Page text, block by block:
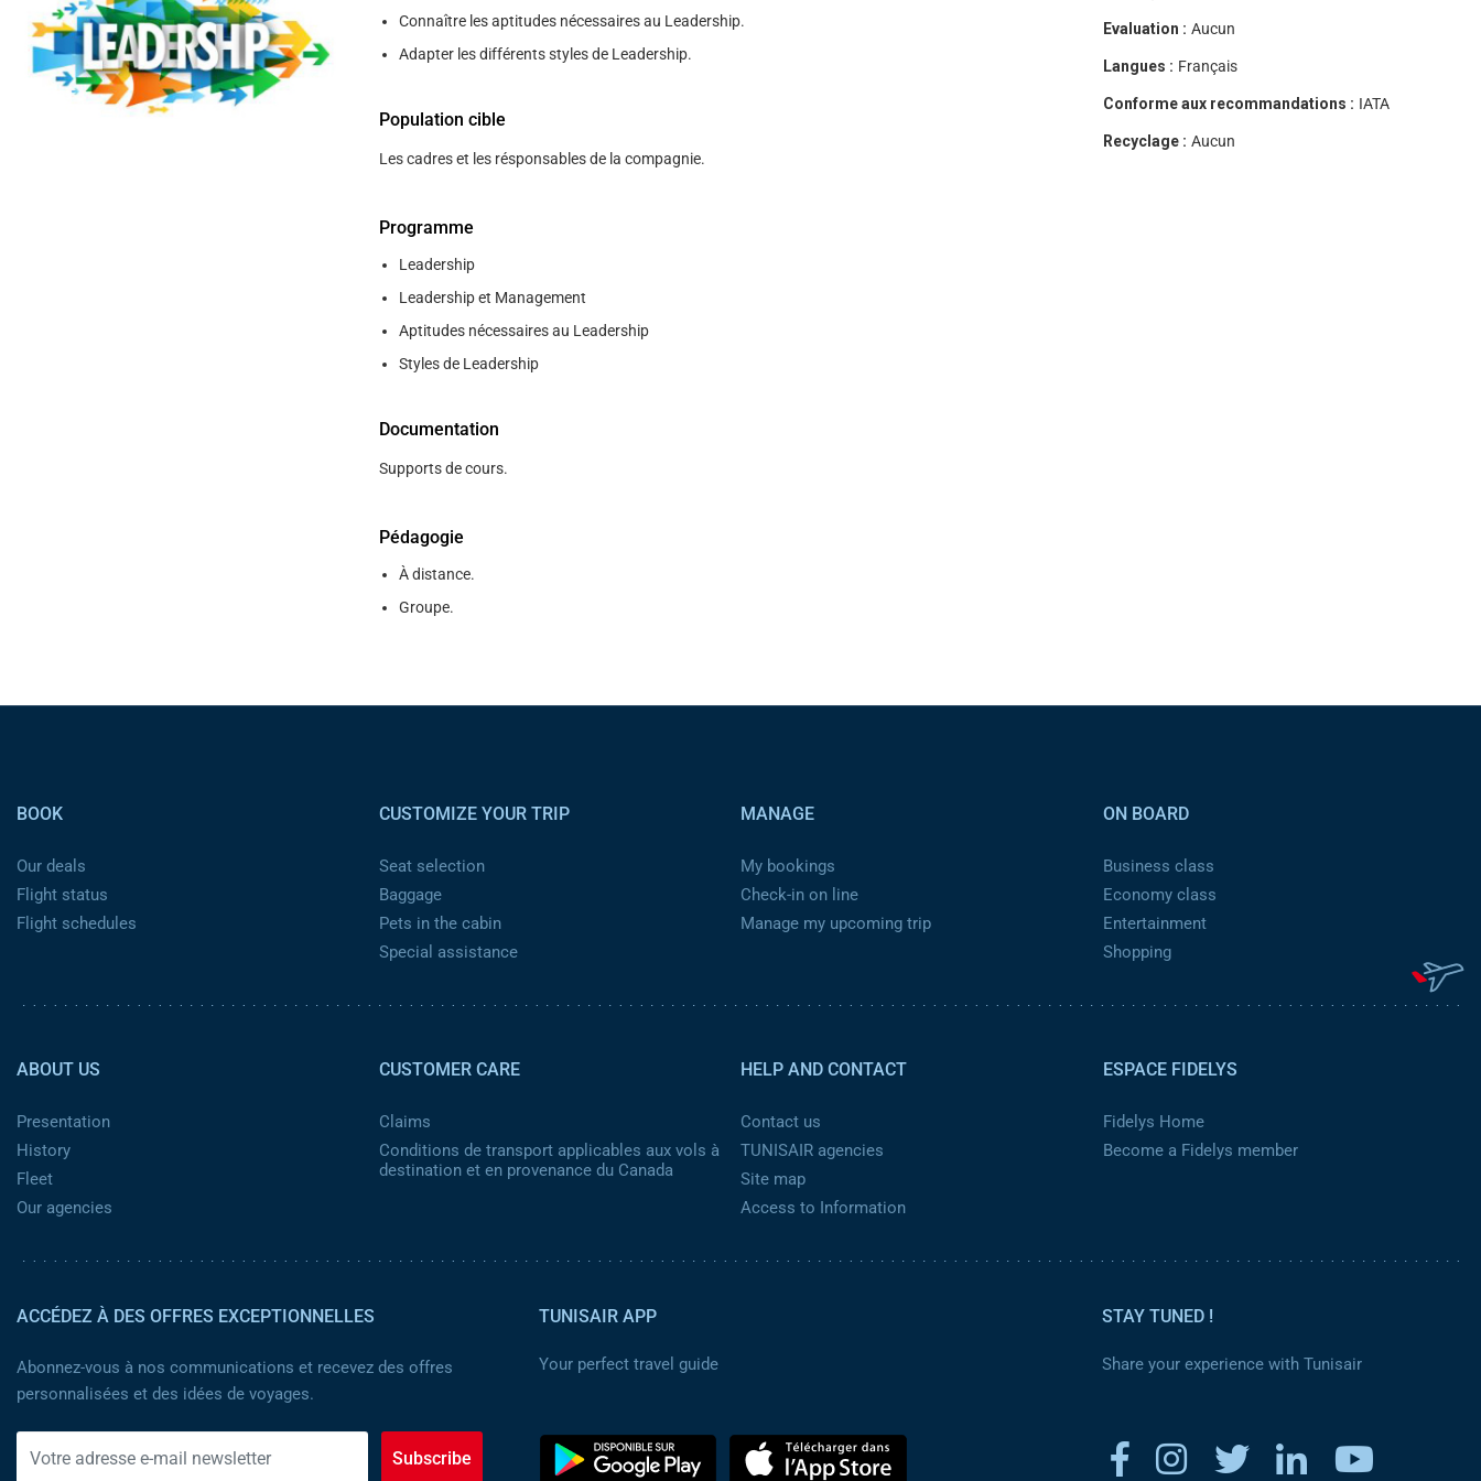
navigate
interact
Connaître les aptitudes nécessaires au Leadership.
Adapter les différents styles de Leadership.
Population cible
Les cadres et les résponsables de la compagnie.
Programme
Leadership
Leadership et Management
Aptitudes nécessaires au Leadership
Styles de Leadership
Documentation
Supports de cours.
Pédagogie
À distance.
Groupe.
Evaluation : Aucun
Langues : Français
Conforme aux recommandations : IATA
Recyclage : Aucun
BOOK
Our deals
Flight status
Flight schedules
CUSTOMIZE YOUR TRIP
Seat selection
Baggage
Pets in the cabin
Special assistance
MANAGE
My bookings
Check-in on line
Manage my upcoming trip
ON BOARD
Business class
Economy class
Entertainment
Shopping
ABOUT US
Presentation
History
Fleet
Our agencies
CUSTOMER CARE
Claims
Conditions de transport applicables aux vols à
destination et en provenance du Canada
HELP AND CONTACT
Contact us
TUNISAIR agencies
Site map
Access to Information
ESPACE FIDELYS
Fidelys Home
Become a Fidelys member
ACCÉDEZ À DES OFFRES EXCEPTIONNELLES
Abonnez-vous à nos communications et recevez des offres
personnalisées et des idées de voyages.
Subscribe
TUNISAIR APP
Your perfect travel guide
STAY TUNED !
Share your experience with Tunisair